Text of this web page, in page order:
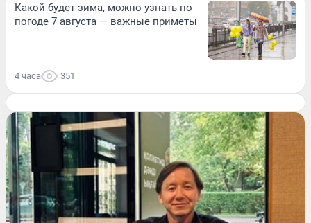
Какой будет зима, можно узнать по
погоде 7 августа — важные приметы
4 часа 351